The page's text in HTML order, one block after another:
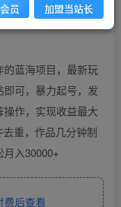
蓝海项目，最新玩
可，暴力起号，发
作，实现收益最大
重，作品几分钟制
入30000+
后查看
员 加盟当站长